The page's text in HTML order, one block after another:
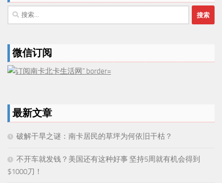
搜
索：
微信订阅
最新文章
破解干旱之谜：南卡居民的草坪为何依旧干枯？
不开车就发钱？美国还有这种好事 坚持5周就有机会得到
$1000刀！